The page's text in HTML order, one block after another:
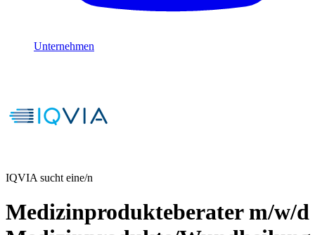
Unternehmen
IQVIA sucht eine/n
Medizinprodukteberater m/w/d